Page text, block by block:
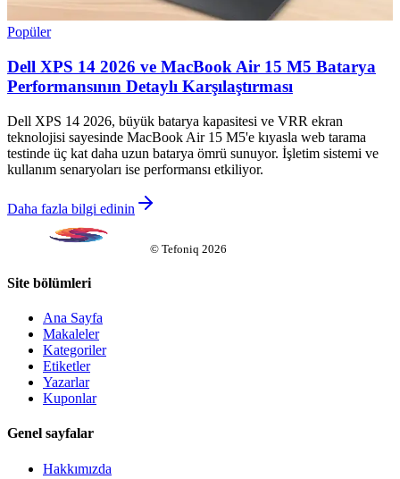
Popüler
Dell XPS 14 2026 ve MacBook Air 15 M5 Batarya
Performansının Detaylı Karşılaştırması
Dell XPS 14 2026, büyük batarya kapasitesi ve VRR ekran
teknolojisi sayesinde MacBook Air 15 M5'e kıyasla web tarama
testinde üç kat daha uzun batarya ömrü sunuyor. İşletim sistemi ve
kullanım senaryoları ise performansı etkiliyor.
Daha fazla bilgi edinin
© Tefoniq 2026
Site bölümleri
Ana Sayfa
Makaleler
Kategoriler
Etiketler
Yazarlar
Kuponlar
Genel sayfalar
Hakkımızda